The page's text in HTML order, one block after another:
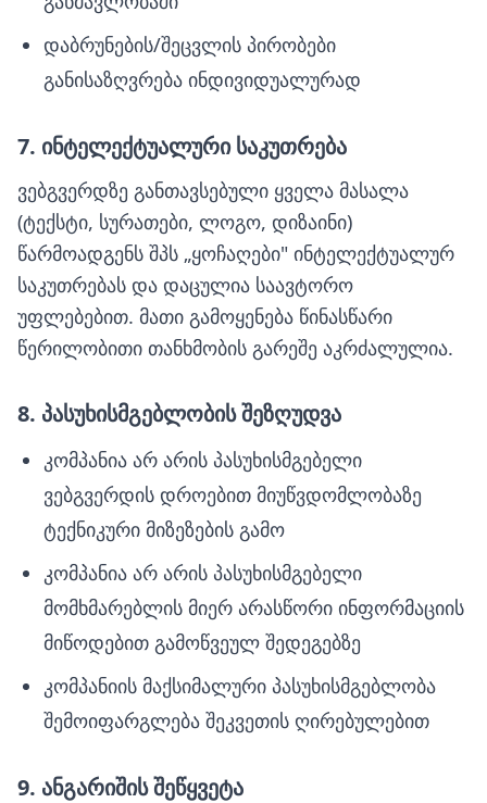
დაბრუნების/შეცვლის პირობები
განისაზღვრება ინდივიდუალურად
7. ინტელექტუალური საკუთრება
ვებგვერდზე განთავსებული ყველა მასალა
(ტექსტი, სურათები, ლოგო, დიზაინი)
წარმოადგენს შპს „ყოჩაღები" ინტელექტუალურ
საკუთრებას და დაცულია საავტორო
უფლებებით. მათი გამოყენება წინასწარი
წერილობითი თანხმობის გარეშე აკრძალულია.
8. პასუხისმგებლობის შეზღუდვა
კომპანია არ არის პასუხისმგებელი
ვებგვერდის დროებით მიუწვდომლობაზე
ტექნიკური მიზეზების გამო
კომპანია არ არის პასუხისმგებელი
მომხმარებლის მიერ არასწორი ინფორმაციის
მიწოდებით გამოწვეულ შედეგებზე
კომპანიის მაქსიმალური პასუხისმგებლობა
შემოიფარგლება შეკვეთის ღირებულებით
9. ანგარიშის შეწყვეტა